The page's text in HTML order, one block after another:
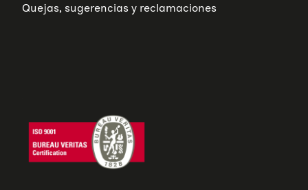
Quejas, sugerencias y reclamaciones